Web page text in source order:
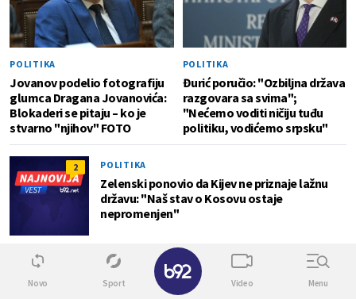
POLITIKA
Jovanov podelio fotografiju
glumca Dragana Jovanovića:
Blokaderi se pitaju – ko je
stvarno "njihov" FOTO
POLITIKA
Đurić poručio: "Ozbiljna država
razgovara sa svima";
"Nećemo voditi ničiju tuđu
politiku, vodićemo srpsku"
2 POLITIKA
Zelenski ponovio da Kijev ne priznaje lažnu
državu: "Naš stav o Kosovu ostaje
nepromenjen"
POLITIKA
Vučić i Zelenski se obraćaju medijima:
Novo Sport Video Menu
✕